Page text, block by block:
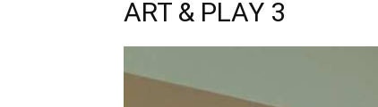
ART & PLAY 3